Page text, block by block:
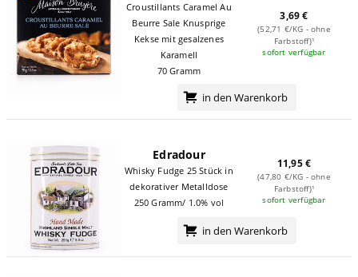
Croustillants Caramel Au
Beurre Sale Knusprige
Kekse mit gesalzenes
Karamell
70 Gramm
3,69 €
(52,71 €/KG - ohne
Farbstoff)¹
sofort verfügbar
in den Warenkorb
Edradour
Whisky Fudge 25 Stück in
dekorativer Metalldose
250 Gramm/ 1.0% vol
11,95 €
(47,80 €/KG - ohne
Farbstoff)¹
sofort verfügbar
in den Warenkorb